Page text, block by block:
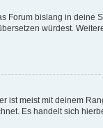
bislang in deine
würdest.
meist mit deinem
Es handelt sich